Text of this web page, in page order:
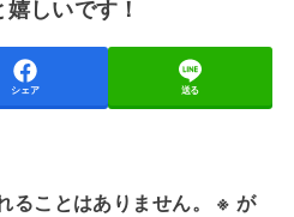
しいです！
シェア 送る
ことはありません。 ※ が